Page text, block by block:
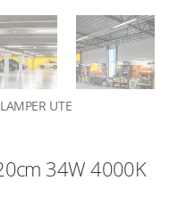
UTE
34W 4000K